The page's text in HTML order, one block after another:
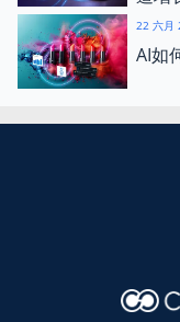
22 六月
AI如